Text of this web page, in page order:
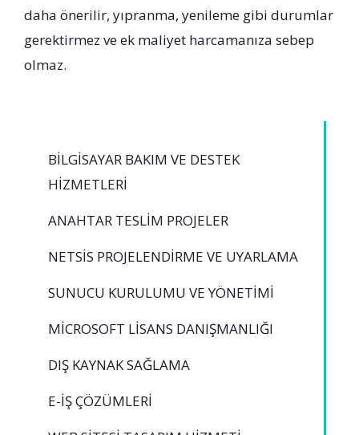
daha önerilir, yıpranma, yenileme gibi durumlar
gerektirmez ve ek maliyet harcamanıza sebep
olmaz.
BILGISAYAR BAKIM VE DESTEK
HIZMETLERI
ANAHTAR TESLIM PROJELER
NETSİS PROJELENDIRME VE UYARLAMA
SUNUCU KURULUMU VE YÖNETIMI
MICROSOFT LISANS DANIŞMANLIĞI
DIŞ KAYNAK SAĞLAMA
E-İŞ ÇÖZÜMLERI